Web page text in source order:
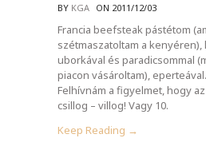
BY KGA ON 2011/12/03
Francia beefsteak pástétom
szétmaszatoltam a kenyéren),
uborkával és paradicsommal
piacon vásároltam), eperteával.
Felhívnám a figyelmet, hogy
csillog – villog! Vagy 10.
Keep Reading →